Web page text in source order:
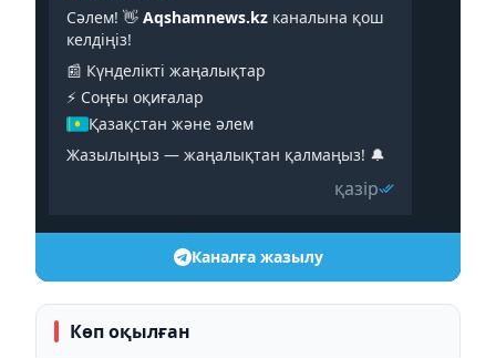
Сәлем! 👋 Aqshamnews.kz каналына қош
келдіңіз!
📰 Күнделікті жаңалықтар
⚡️ Соңғы оқиғалар
Қазақстан және әлем
Жазылыңыз — жаңалықтан қалмаңыз! 🔔
қазір
Каналға жазылу
Көп оқылған